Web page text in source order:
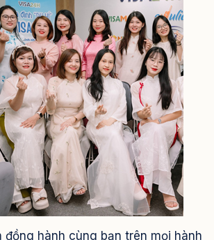
đồng hành cùng bạn trên mọi hành